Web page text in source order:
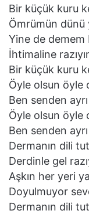
Bir küçük kuru
Ömrümün dünü
Yine de demem
İhtimaline
Bir küçük kuru
Öyle olsun öyle
Ben senden
Öyle olsun öyle
Ben senden
Dermanın dili
Derdinle gel
Aşkın her yeri
Doyulmuyor
Dermanın dili